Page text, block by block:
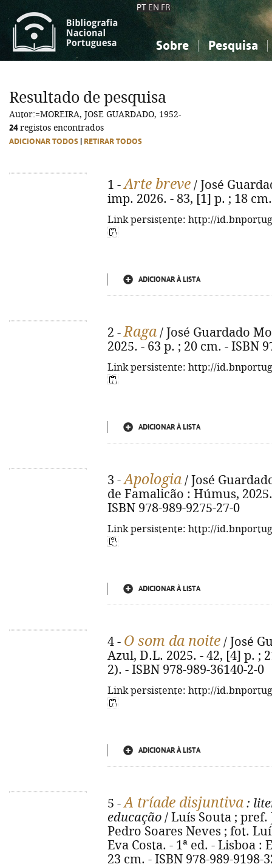
PT EN FR
Sobre Pesquisa
Ciências sociais...
Ciências sociais...
Resultado de pesquisa
Autor:=MOREIRA, JOSE GUARDADO, 1952-
24registos encontrados
ADICIONAR TODOS RETIRAR TODOS
1 -Arte breve / José
imp. 2026. - 83, [1] p. ; 18
Link persistente: http://
ADICIONAR À LISTA
2 -Raga / José Guardado
2025. - 63 p. ; 20 cm. - ISBN
Link persistente: http://
ADICIONAR À LISTA
3 -Apologia / José
de Famalicão : Húmus,
ISBN 978-989-9275-27-0
Link persistente: http://
ADICIONAR À LISTA
4 - O som da noite / José
Azul, D.L. 2025. - 42, [4] p. ;
2). - ISBN 978-989-36140-2-0
Link persistente: http://
ADICIONAR À LISTA
5 -A tríade disjuntiva :
educação / Luís Souta ; pref.
Pedro Soares Neves ; fot.
Eva Costa. - 1ª ed. - Lisboa :
23 cm. - ISBN 978-989-9198-